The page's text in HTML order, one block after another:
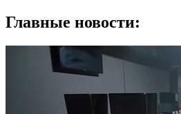
Главные новости: